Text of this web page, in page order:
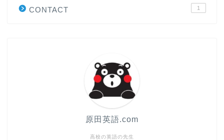
CONTACT 1
高校の英語の先生
原田英語.com
大学入試英語対策講座
英語名言・格言・カッコい
い英語＆素敵な英文フレー